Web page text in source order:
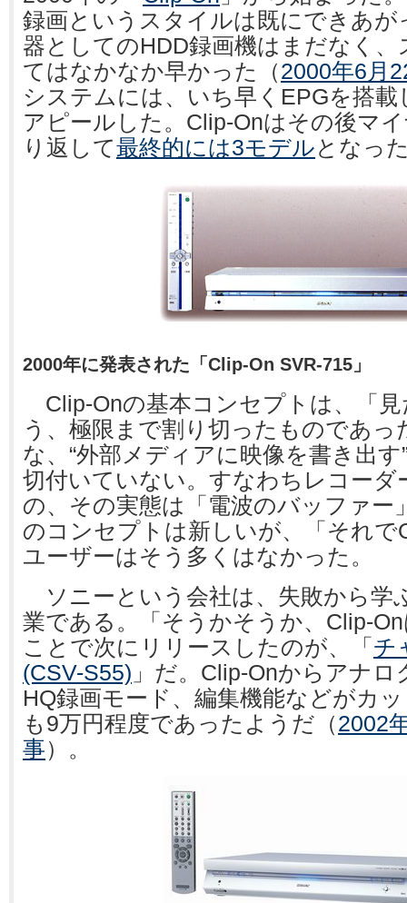
録画というスタイルは既にできあが
器としてのHDD録画機はまだなく
てはなかなか早かった（2000年6月
システムには、いち早くEPGを搭
アピールした。Clip-Onはその後マ
り返して最終的には3モデルとなっ
2000年に発表された「Clip-On SVR-715」
Clip-Onの基本コンセプトは、「
う、極限まで割り切ったものであっ
な、“外部メディアに映像を書き出
切付いていない。すなわちレコーダ
の、その実態は「電波のバッファー
のコンセプトは新しいが、「それで
ユーザーはそう多くはなかった。
ソニーという会社は、失敗から学
業である。「そうかそうか、Clip-
ことで次にリリースしたのが、「 チ
(CSV-S55) 」だ。Clip-Onからアナ
HQ録画モード、編集機能などがカ
も9万円程度であったようだ（2002
事）。